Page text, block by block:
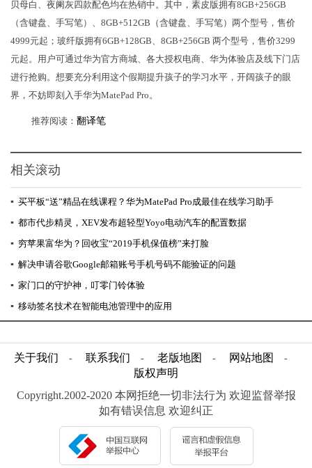
贝母白、夜阑灰四款配色均在热销中。其中，素皮版拥有8GB+256GB
（含键盘、手写笔）、8GB+512GB（含键盘、手写笔）两个型号，售价
4999元起；玻纤版拥有6GB+128GB、8GB+256GB 两个型号，售价3299
元起。用户可通过华为官方商城、各大授权电商、华为体验店及线下门店
进行抢购。想要充分利用这个假期提升孩子的学习水平，开阔孩子的眼
界，不妨即刻入手华为MatePad Pro。
推荐阅读： 翻译笔
相关滚动
▪ 买平板“送”精品在线课程？华为MatePad Pro成最佳在线学习助手
▪ 都市代步精灵，XEV发布超轻型Yoyo电动汽车的配置数据
▪ 穷苹果富华为？回收宝“2019手机保值榜”来打脸
▪ 解决申请谷歌Google邮箱账号手机号码不能验证的问题
▪ 家门口的守护神，叮零门铃体验
▪ 移动签名技术在智能电池管理中的应用
关于我们 - 联系我们 - 老版地图 - 网站地图 -
版权声明
Copyright.2002-2020 本网拒绝一切非法行为 欢迎监督举报
如有错误信息 欢迎纠正